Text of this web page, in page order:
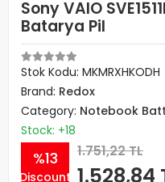
Sony VAIO
Batarya Pil
Stok Kodu: MKMRXHKODH
Brand: Redox
Category: Notebook
Stock: +18
%13
Discount
1.751,22 TL
1.528,84